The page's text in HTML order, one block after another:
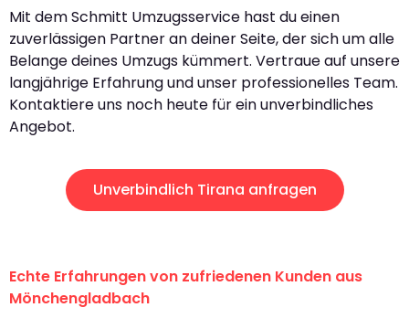
Mit dem Schmitt Umzugsservice hast du einen
zuverlässigen Partner an deiner Seite, der sich um alle
Belange deines Umzugs kümmert. Vertraue auf unsere
langjährige Erfahrung und unser professionelles Team.
Kontaktiere uns noch heute für ein unverbindliches
Angebot.
Unverbindlich Tirana anfragen
Echte Erfahrungen von zufriedenen Kunden aus
Mönchengladbach